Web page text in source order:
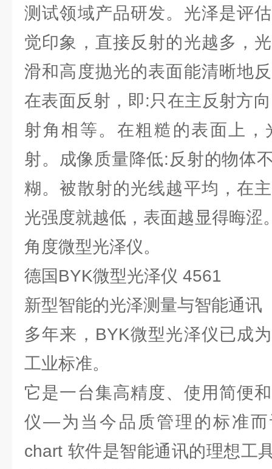
测试领域产品研发。光泽是评
觉印象，直接反射的光越多，
滑和高度抛光的表面能清晰地
在表面反射，即:只在主反射方
射角相等。在粗糙的表面上
射。成像质量降低:反射的物体
糊。被散射的光线越平均，在
光强度就越低，表面越显得晦涩
角度微型光泽仪。
德国BYK微型光泽仪 4561
新型智能的光泽测量与智能通讯
多年来，BYK微型光泽仪已成
工业标准。
它是一台集高精度、使用简便
仪—为当今品质管理的标准而
chart 软件是智能通讯的理想工